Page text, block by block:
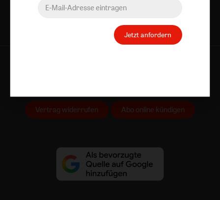
Vertrag widerrufen Abo online kündigen
Jetzt anfordern